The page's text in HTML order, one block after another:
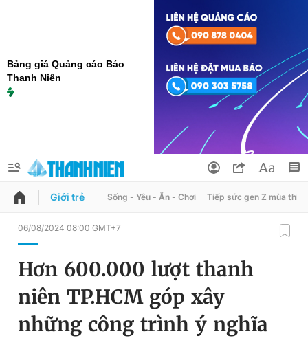
Bảng giá Quảng cáo Báo
Thanh Niên
QUẢNG CÁO
Chuyên mục
Chuyên mục khác
Đổi mật khẩu
Tin đã lưu
Tin đã xem
Giới trẻ Sống - Yêu - Ăn - Chơi Tiếp sức gen Z mùa thi
06/08/2024 08:00 GMT+7
Hơn 600.000 lượt thanh
niên TP.HCM góp xây
những công trình ý nghĩa